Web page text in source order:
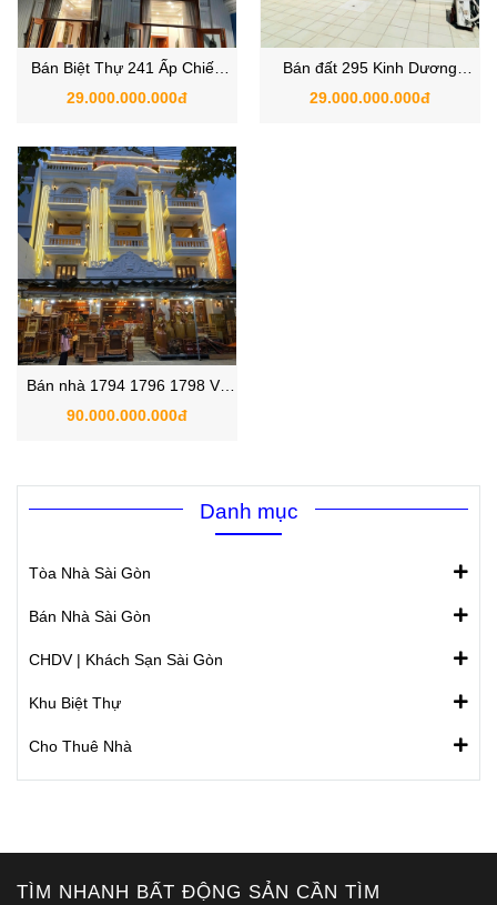
Bán Biệt Thự 241 Ấp Chiến
Lược, Bình Hưng Hòa A ,
29.000.000.000đ
Bán đất 295 Kinh Dương
Vương , Phường An Lạc ,
29.000.000.000đ
Bán nhà 1794 1796 1798 Võ
Văn Kiệt , Phường An Lạc ,
90.000.000.000đ
Danh mục
Tòa Nhà Sài Gòn
Bán Nhà Sài Gòn
CHDV | Khách Sạn Sài Gòn
Khu Biệt Thự
Cho Thuê Nhà
TÌM NHANH BẤT ĐỘNG SẢN CẦN TÌM